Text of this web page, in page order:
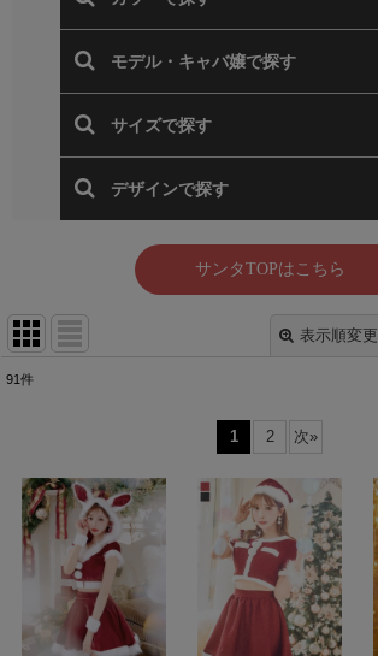
表示順変更
絞り込む
91件
1 2 次»